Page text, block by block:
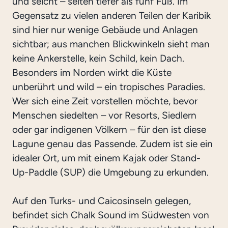
Gegensatz zu vielen anderen Teilen der Karibik
sind hier nur wenige Gebäude und Anlagen
sichtbar; aus manchen Blickwinkeln sieht man
keine Ankerstelle, kein Schild, kein Dach.
Besonders im Norden wirkt die Küste
unberührt und wild – ein tropisches Paradies.
Wer sich eine Zeit vorstellen möchte, bevor
Menschen siedelten – vor Resorts, Siedlern
oder gar indigenen Völkern – für den ist diese
Lagune genau das Passende. Zudem ist sie ein
idealer Ort, um mit einem Kajak oder Stand-
Up-Paddle (SUP) die Umgebung zu erkunden.
Auf den Turks- und Caicosinseln gelegen,
befindet sich Chalk Sound im Südwesten von